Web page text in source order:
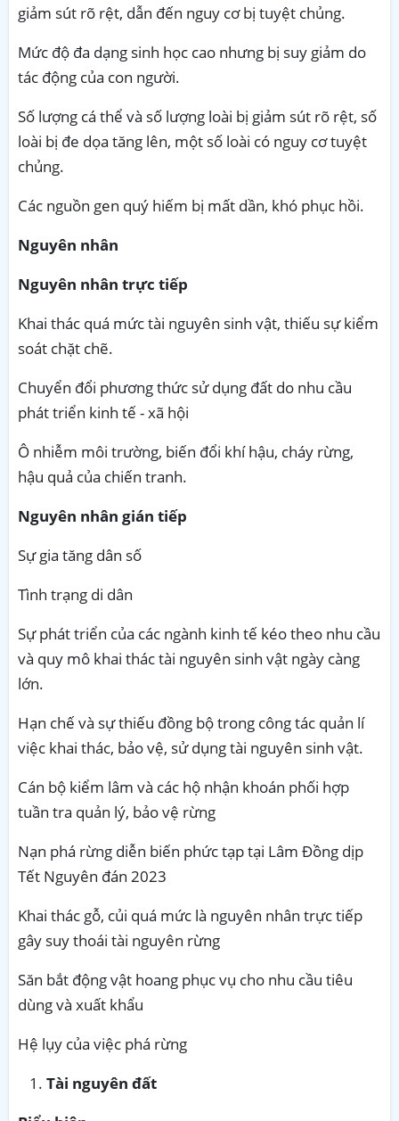
giảm sút rõ rệt, dẫn đến nguy cơ bị tuyệt chủng.
Mức độ đa dạng sinh học cao nhưng bị suy giảm do
tác động của con người.
Số lượng cá thể và số lượng loài bị giảm sút rõ rệt, số
loài bị đe dọa tăng lên, một số loài có nguy cơ tuyệt
chủng.
Các nguồn gen quý hiếm bị mất dần, khó phục hồi.
Nguyên nhân
Nguyên nhân trực tiếp
Khai thác quá mức tài nguyên sinh vật, thiếu sự kiểm
soát chặt chẽ.
Chuyển đổi phương thức sử dụng đất do nhu cầu
phát triển kinh tế - xã hội
Ô nhiễm môi trường, biến đổi khí hậu, cháy rừng,
hậu quả của chiến tranh.
Nguyên nhân gián tiếp
Sự gia tăng dân số
Tình trạng di dân
Sự phát triển của các ngành kinh tế kéo theo nhu cầu
và quy mô khai thác tài nguyên sinh vật ngày càng
lớn.
Hạn chế và sự thiếu đồng bộ trong công tác quản lí
việc khai thác, bảo vệ, sử dụng tài nguyên sinh vật.
Cán bộ kiểm lâm và các hộ nhận khoán phối hợp
tuần tra quản lý, bảo vệ rừng
Nạn phá rừng diễn biến phức tạp tại Lâm Đồng dịp
Tết Nguyên đán 2023
Khai thác gỗ, củi quá mức là nguyên nhân trực tiếp
gây suy thoái tài nguyên rừng
Săn bắt động vật hoang phục vụ cho nhu cầu tiêu
dùng và xuất khẩu
Hệ lụy của việc phá rừng
Tài nguyên đất